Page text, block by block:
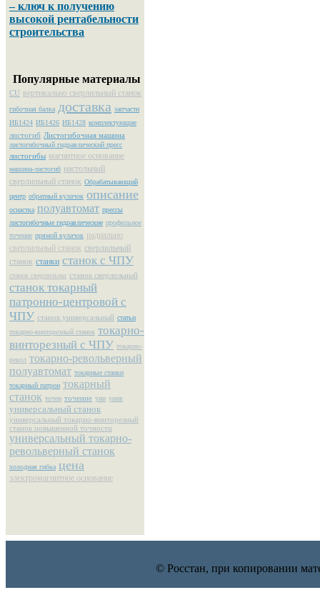
– ключ к получению
высокой рентабельности
строительства
Популярные материалы
CU вертикально сверлильный станок
гибочная балка доставка запчасти
ИБ1424 ИБ1426 ИБ1428 комплектующие
листогиб Листогибочная машина
листогибочный гидравлический пресс
листогибы магнитное основание
машина-листогиб настольный
сверлильный станок Обрабатывающий
центр обратный кулачок описание
оснастка полуавтомат прессы
листогибочные гидравлические профильное
точение прямой кулачок радиально
сверлильный станок сверлильный
станок станки станок с ЧПУ
станок сверлильны станок сверлильный
станок токарный
патронно-центровой с
ЧПУ станок универсальный статьи
токарно-винторезный станок токарно-
винторезный с ЧПУ токарно-
револ токарно-револьверный
полуавтомат токарные станки
токарный патрон токарный
станок точен точение уни унив
универсальный станок
универсальный токарно-винторезный
станок повышенной точности
универсальный токарно-
револьверный станок
холодная гибка цена
электромагнитное основание
© Росстан, при копировании